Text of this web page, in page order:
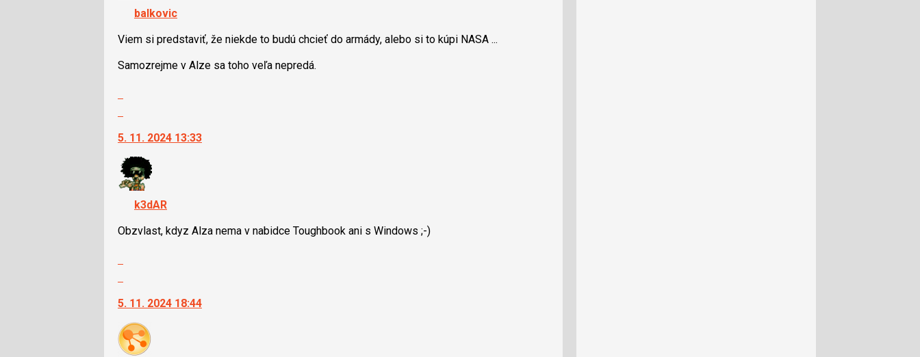
navigaci
lze
použít
klávesy
P
pro
předchozí
nový
názor
balkovic
Viem si predstaviť, že niekde to budú chcieť do armády, alebo si to kúpi NASA ...
Samozrejme v Alze sa toho veľa nepredá.
další
nový
názor.
K
navigaci
lze
použít
následující
P
pro
5. 11. 2024 13:33
k3dAR
Obzvlast, kdyz Alza nema v nabidce Toughbook ani s Windows ;⁠-⁠)
další
názor.
K
5. 11. 2024 18:44